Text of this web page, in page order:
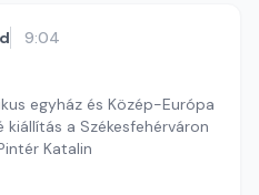
9:04
egyház és Közép-Európa
a Székesfehérváron
Katalin